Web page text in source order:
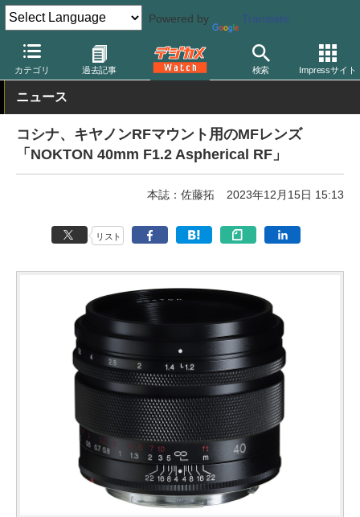
Powered by Translate
カテゴリ 過去記事 検索 Impressサイト
デジカメ Watch レンズ 交換レンズ フォクトレンダー
ニュース
コシナ、キヤノンRFマウント用のMFレンズ
「NOKTON 40mm F1.2 Aspherical RF」
本誌：佐藤拓 2023年12月15日 15:13
リスト